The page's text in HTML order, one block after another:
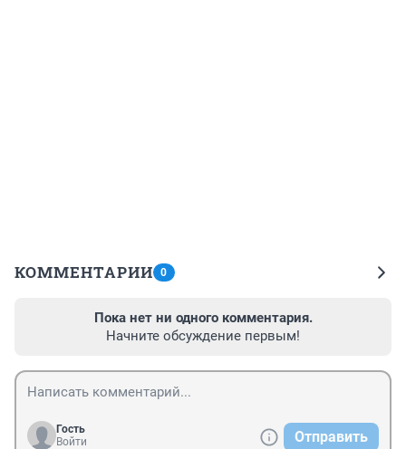
КОММЕНТАРИИ 0
Пока нет ни одного комментария.
Начните обсуждение первым!
Гость
Войти
Отправить